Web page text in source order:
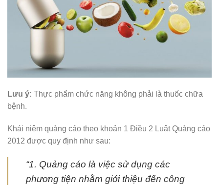
Lưu ý: Thực phẩm chức năng không phải là thuốc chữa
bệnh.
Khái niệm quảng cáo theo khoản 1 Điều 2 Luật Quảng cáo
2012 được quy định như sau:
“1. Quảng cáo là việc sử dụng các
phương tiện nhằm giới thiệu đến công